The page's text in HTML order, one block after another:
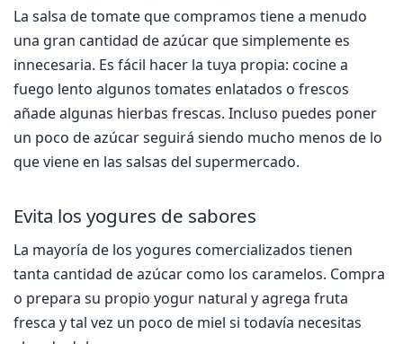
La salsa de tomate que compramos tiene a menudo
una gran cantidad de azúcar que simplemente es
innecesaria. Es fácil hacer la tuya propia: cocine a
fuego lento algunos tomates enlatados o frescos
añade algunas hierbas frescas. Incluso puedes poner
un poco de azúcar seguirá siendo mucho menos de lo
que viene en las salsas del supermercado.
Evita los yogures de sabores
La mayoría de los yogures comercializados tienen
tanta cantidad de azúcar como los caramelos. Compra
o prepara su propio yogur natural y agrega fruta
fresca y tal vez un poco de miel si todavía necesitas